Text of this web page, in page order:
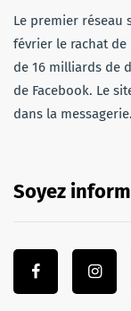
Le premier réseau
février le rachat de
de 16 milliards de
de Facebook. Le
dans la
Soyez